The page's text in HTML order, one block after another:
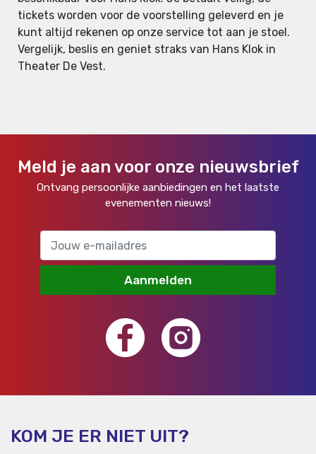
tickets worden voor de voorstelling geleverd en je
kunt altijd rekenen op onze service tot aan je stoel.
Vergelijk, beslis en geniet straks van Hans Klok in
Theater De Vest.
Meld je aan voor onze nieuwsbrief
Ontvang persoonlijke aanbiedingen en het laatste
evenementen nieuws!
Aanmelden
KOM JE ER NIET UIT?